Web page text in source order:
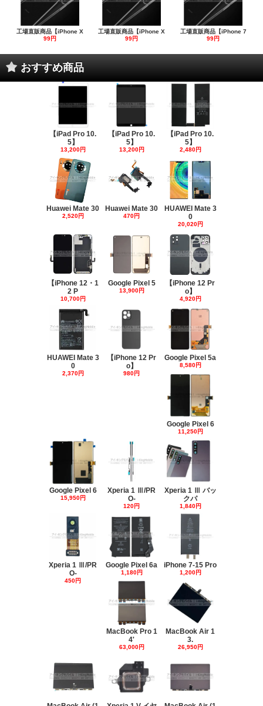
工場直販商品【iPhone X
99円
工場直販商品【iPhone X
99円
工場直販商品【iPhone 7
99円
おすすめ商品
【iPad Pro 10.
5】
13,200円
【iPad Pro 10.
5】
13,200円
【iPad Pro 10.
5】
2,480円
Huawei Mate 30
2,520円
Huawei Mate 30
470円
HUAWEI Mate 3
0
20,020円
【iPhone 12・1
2 P
10,700円
Google Pixel 5
13,900円
【iPhone 12 Pr
o】
4,920円
HUAWEI Mate 3
0
2,370円
【iPhone 12 Pr
o】
980円
Google Pixel 5a
8,580円
Google Pixel 6
11,250円
Google Pixel 6
15,950円
Xperia 1 Ⅲ/PR
O-
120円
Xperia 1 Ⅲ バッ
クパ
1,840円
Xperia 1 Ⅲ/PR
O-
450円
Google Pixel 6a
1,180円
iPhone 7-15 Pro
1,200円
MacBook Pro 1
4'
63,000円
MacBook Air 1
3.
26,950円